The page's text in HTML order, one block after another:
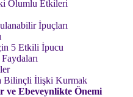
Olumlu Etkileri
İpuçları
5 Etkili İpucu
Bilinçli İlişki Kurmak
Ebeveynlikte Önemi